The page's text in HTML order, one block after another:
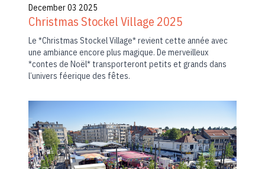
December 03 2025
Christmas Stockel Village 2025
Le *Christmas Stockel Village* revient cette année avec
une ambiance encore plus magique. De merveilleux
*contes de Noël* transporteront petits et grands dans
l’univers féerique des fêtes.